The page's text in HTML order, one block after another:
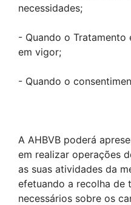
necessidades;
- Quando o
em vigor;
- Quando o
A AHBVB poderá
em realizar operações
as suas atividades da
efetuando a recolha de
necessários sobre os